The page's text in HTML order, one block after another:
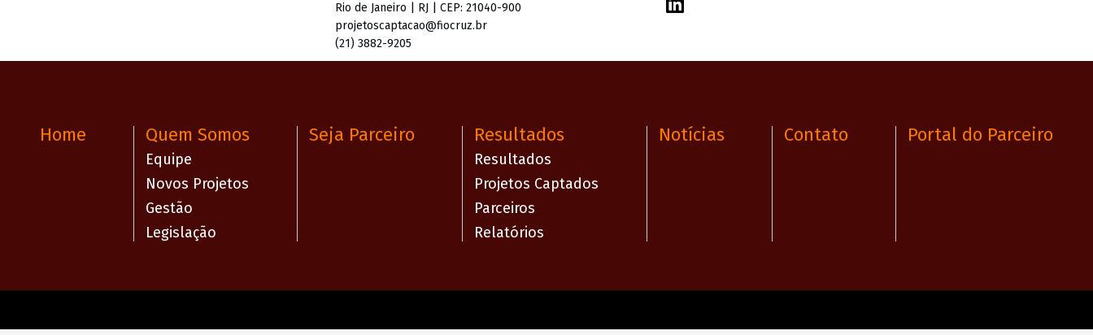
Rio de Janeiro | RJ | CEP: 21040-900
projetoscaptacao@fiocruz.br
(21) 3882-9205
Home Quem Somos
Equipe
Novos Projetos
Gestão
Legislação
Seja Parceiro Resultados
Resultados
Projetos Captados
Parceiros
Relatórios
Notícias Contato Portal do Parceiro